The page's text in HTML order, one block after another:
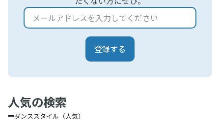
登録する
人気の検索
ダンススタイル（人気）